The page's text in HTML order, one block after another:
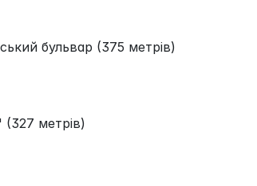
бульвар (375 метрів)
метрів)